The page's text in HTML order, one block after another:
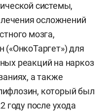
системы,
осложнений
мозга,
(«ОнкоТаргет») для
реакций на наркоз
а также
который был
году после ухода